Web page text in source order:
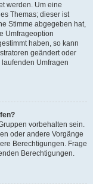
werden. Um eine
Themas; dieser ist
Stimme abgegeben hat,
Umfrageoption
haben, so kann
geändert oder
Umfragen
vorbehalten sein.
oder andere Vorgänge
Berechtigungen. Frage
Berechtigungen.